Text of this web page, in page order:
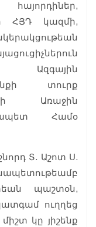
ՀՅԴ կազմի,
Ազգային
տուրք
Առաջին
Համօ
Տ. Աշոտ Ս.
պաշտօն,
ուղղեց
կը յիշենք